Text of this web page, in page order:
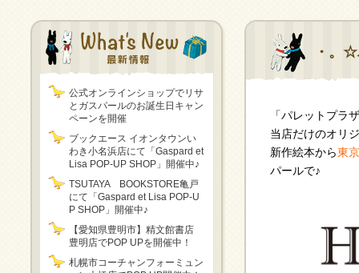
公式オンラインショップでリサ
とガスパールのお誕生日キャン
ペーンを開催
ブックエース イオンタウンい
わき小名浜店にて「Gaspard et
Lisa POP-UP SHOP」開催中♪
TSUTAYA BOOKSTORE亀戸
にて「Gaspard et Lisa POP-U
P SHOP」開催中♪
【愛知県豊明市】精文館書店
豊明店でPOP UPを開催中！
札幌市コーチャンフォーミュン
・。
「パレットプラ
当店だけのオリ
新作絵本から東
パールで♪